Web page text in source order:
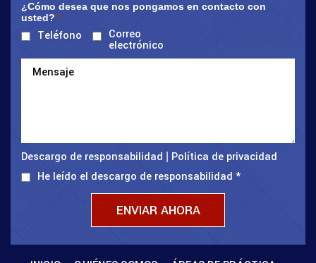
¿Cómo desea que nos pongamos en contacto con
usted? *
Teléfono Correo
electrónico
Descargo de responsabilidad
Política de privacidad
He leído el descargo de responsabilidad *